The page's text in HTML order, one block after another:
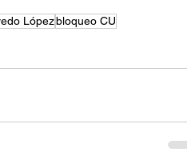
Lópezbloqueo CU